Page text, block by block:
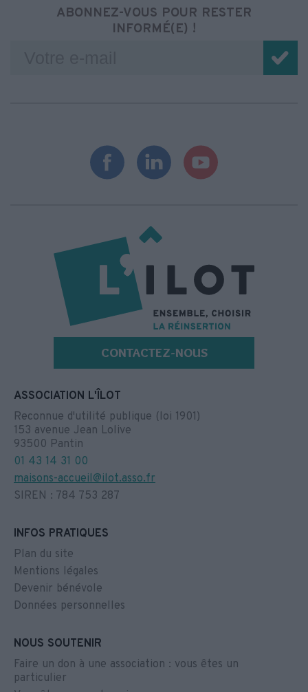
ABONNEZ-VOUS POUR RESTER
INFORMÉ(E) !
CONTACTEZ-NOUS
ASSOCIATION L'ÎLOT
Reconnue d'utilité publique (loi 1901)
153 avenue Jean Lolive
93500 Pantin
01 43 14 31 00
maisons-accueil@ilot.asso.fr
SIREN : 784 753 287
INFOS PRATIQUES
Plan du site
Mentions légales
Devenir bénévole
Données personnelles
NOUS SOUTENIR
Faire un don à une association : vous êtes un
particulier